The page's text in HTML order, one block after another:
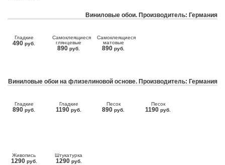
Виниловые обои. Производитель: Германия
Гладкие
490 руб.
Самоклеящиеся
глянцевые
890 руб.
Самоклеящиеся
матовые
890 руб.
Виниловые обои на флизелиновой основе. Производитель: Германия
Гладкие
890 руб.
Гладкие
1190 руб.
Песок
890 руб.
Песок
1190 руб.
Живопись
1290 руб.
Штукатурка
1290 руб.